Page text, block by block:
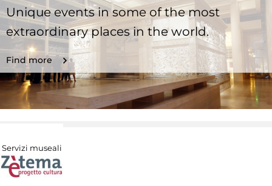
Unique events in some of the most
extraordinary places in the world.
Find more
Servizi museali